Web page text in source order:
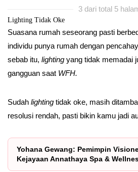
3 dari total 5
Lighting Tidak Oke
Suasana rumah seseorang pasti
individu punya rumah dengan
sebab itu, lighting yang tidak memadai
gangguan saat WFH.
Sudah lighting tidak oke, masih
resolusi rendah, pasti bikin kamu jadi
Yohana Gewang: Pemimpin
Kejayaan Annathaya Spa &